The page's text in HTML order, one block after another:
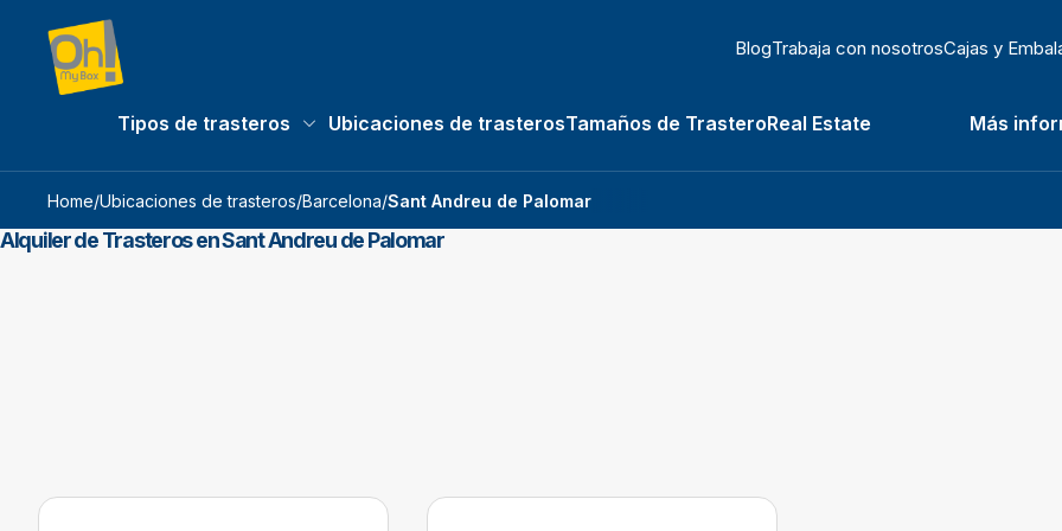
BlogTrabaja con nosotrosCajas y
Tipos de trasteros Ubicaciones de trasterosTamaños de TrasteroReal Estate Más
Home/Ubicaciones de trasteros/Barcelona/Sant Andreu de Palomar
Alquiler de Trasteros en Sant Andreu de Palomar